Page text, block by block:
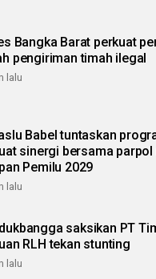
Bangka Barat perkuat
pengiriman timah ilegal
lalu
Babel tuntaskan
sinergi bersama parpol
Pemilu 2029
lalu
saksikan PT
RLH tekan stunting
lalu